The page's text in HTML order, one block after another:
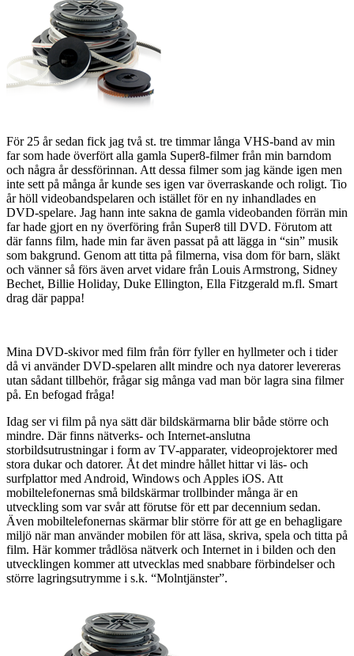
För 25 år sedan fick jag två st. tre timmar långa VHS-band av min
far som hade överfört alla gamla Super8-filmer från min barndom
och några år dessförinnan. Att dessa filmer som jag kände igen men
inte sett på många år kunde ses igen var överraskande och roligt. Tio
år höll videobandspelaren och istället för en ny inhandlades en
DVD-spelare. Jag hann inte sakna de gamla videobanden förrän min
far hade gjort en ny överföring från Super8 till DVD. Förutom att
där fanns film, hade min far även passat på att lägga in “sin” musik
som bakgrund. Genom att titta på filmerna, visa dom för barn, släkt
och vänner så förs även arvet vidare från Louis Armstrong, Sidney
Bechet, Billie Holiday, Duke Ellington, Ella Fitzgerald m.fl. Smart
drag där pappa!
Mina DVD-skivor med film från förr fyller en hyllmeter och i tider
då vi använder DVD-spelaren allt mindre och nya datorer levereras
utan sådant tillbehör, frågar sig många vad man bör lagra sina filmer
på. En befogad fråga!
Idag ser vi film på nya sätt där bildskärmarna blir både större och
mindre. Där finns nätverks- och Internet-anslutna
storbildsutrustningar i form av TV-apparater, videoprojektorer med
stora dukar och datorer. Åt det mindre hållet hittar vi läs- och
surfplattor med Android, Windows och Apples iOS. Att
mobiltelefonernas små bildskärmar trollbinder många är en
utveckling som var svår att förutse för ett par decennium sedan.
Även mobiltelefonernas skärmar blir större för att ge en behagligare
miljö när man använder mobilen för att läsa, skriva, spela och titta på
film. Här kommer trådlösa nätverk och Internet in i bilden och den
utvecklingen kommer att utvecklas med snabbare förbindelser och
större lagringsutrymme i s.k. “Molntjänster”.